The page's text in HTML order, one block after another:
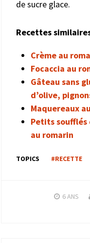
de sucre glace.
Recettes
Crème au
Focaccia au
Gâteau sans
d’olive,
Maquereaux
Petits
au romarin
TOPICS #RECETTE
6 ANS